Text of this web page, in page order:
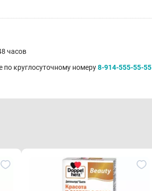
часов
по круглосуточному номеру8-914-555-55-55